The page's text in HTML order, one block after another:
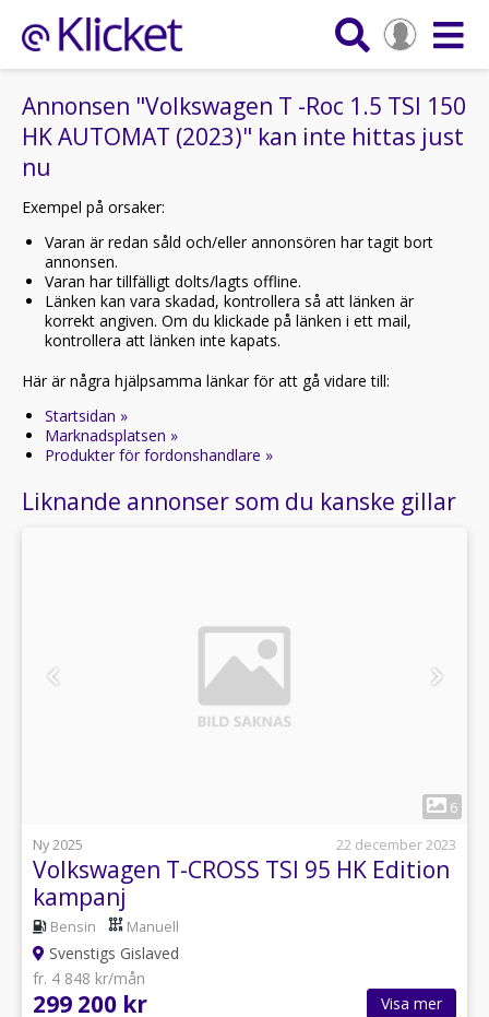
Annonsen "Volkswagen T -Roc 1.5 TSI 150
HK AUTOMAT (2023)" kan inte hittas just
nu
Exempel på orsaker:
Varan är redan såld och/eller annonsören har tagit bort
annonsen.
Varan har tillfälligt dolts/lagts offline.
Länken kan vara skadad, kontrollera så att länken är
korrekt angiven. Om du klickade på länken i ett mail,
kontrollera att länken inte kapats.
Här är några hjälpsamma länkar för att gå vidare till:
Startsidan »
Marknadsplatsen »
Produkter för fordonshandlare »
Liknande annonser som du kanske gillar
6
Ny 2025
22 december 2023
Volkswagen T-CROSS TSI 95 HK Edition
kampanj
Bensin Manuell
Svenstigs Gislaved
fr. 4 848 kr/mån
299 200 kr Visa mer